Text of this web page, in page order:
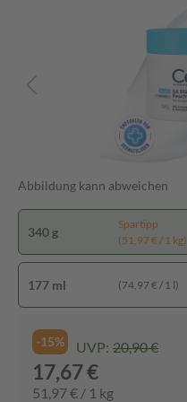
Abbildung kann abweichen
340 g
Spartipp
(51,97 € / 1 kg)
177 ml (74,97 € / 1 l)
-15% UVP: 20,90 €
17,67 €
51,97 € / 1 kg